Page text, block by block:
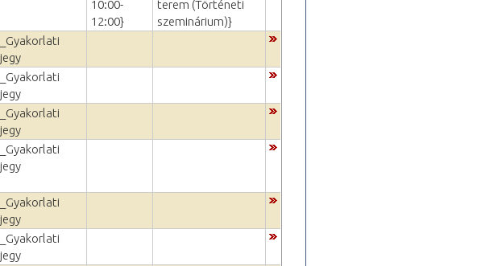
10:00-
12:00}
terem (Történeti
szeminárium)}
_Gyakorlati
jegy
_Gyakorlati
jegy
_Gyakorlati
jegy
_Gyakorlati
jegy
_Gyakorlati
jegy
_Gyakorlati
jegy